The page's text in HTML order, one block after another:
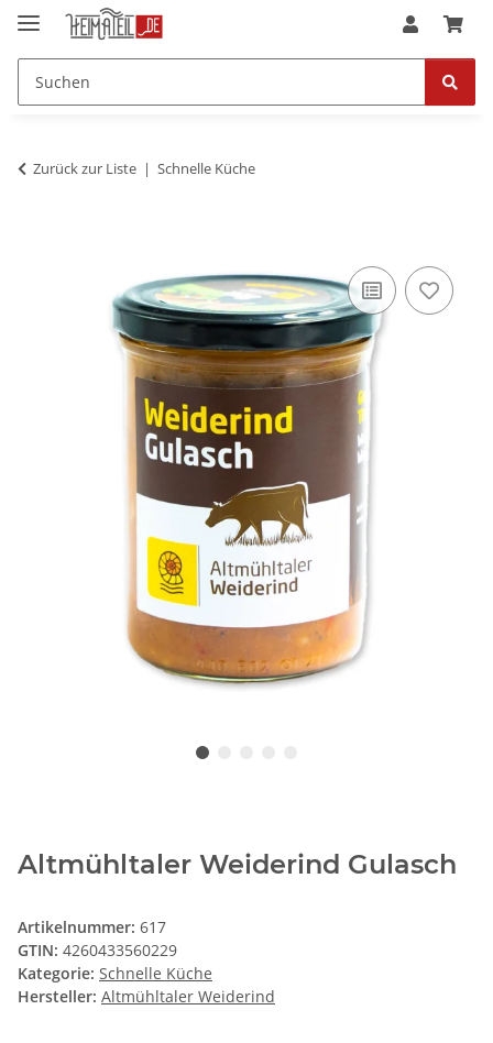
Zurück zur Liste Schnelle Küche
Altmühltaler Weiderind Gulasch
Artikelnummer: 617
GTIN: 4260433560229
Kategorie: Schnelle Küche
Hersteller: Altmühltaler Weiderind